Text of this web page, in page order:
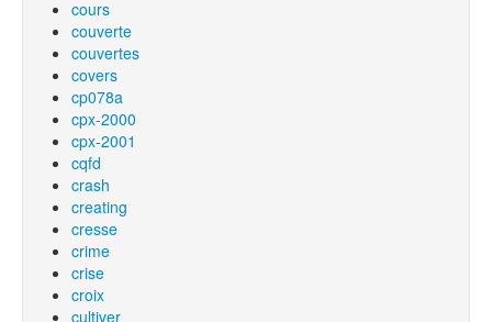
cours
couverte
couvertes
covers
cp078a
cpx-2000
cpx-2001
cqfd
crash
creating
cresse
crime
crise
croix
cultiver